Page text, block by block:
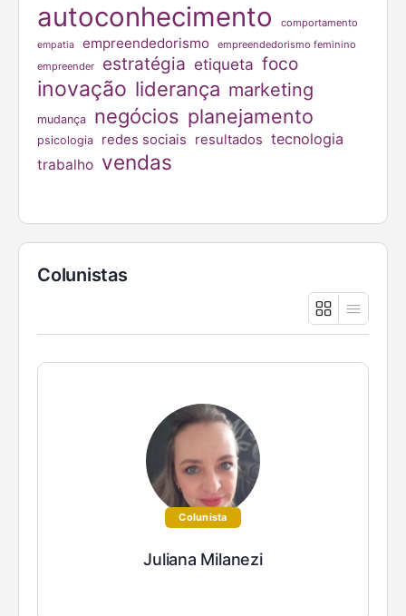
autoconhecimento comportamento
empatia empreendedorismo
empreendedorismo feminino
empreender
estratégia etiqueta foco
inovação liderança marketing
mudança negócios planejamento
psicologia redes sociais resultados tecnologia
trabalho vendas
Colunistas
Colunista
Juliana Milanezi